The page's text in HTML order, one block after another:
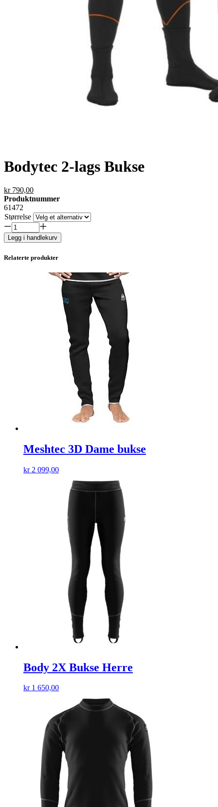
Bodytec 2-lags Bukse
kr790,00
Produktnummer
61472
Størrelse
Bodytec
2-
lags
antall
Legg i handlekurv
Relaterte produkter
Meshtec 3D Dame bukse
kr2 099,00
Body 2X Bukse Herre
kr1 650,00